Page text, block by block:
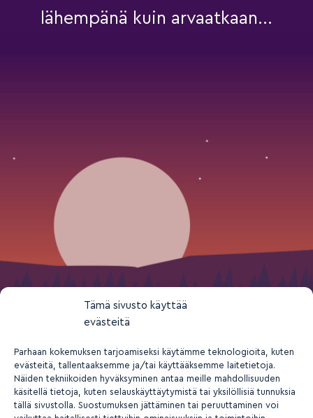
Tämä sivusto käyttää
evästeitä
Parhaan kokemuksen tarjoamiseksi käytämme teknologioita, kuten
evästeitä, tallentaaksemme ja/tai käyttääksemme laitetietoja.
Näiden tekniikoiden hyväksyminen antaa meille mahdollisuuden
käsitellä tietoja, kuten selauskäyttäytymistä tai yksilöllisiä tunnuksia
tällä sivustolla. Suostumuksen jättäminen tai peruuttaminen voi
lähempänä kuin arvaatkaan...